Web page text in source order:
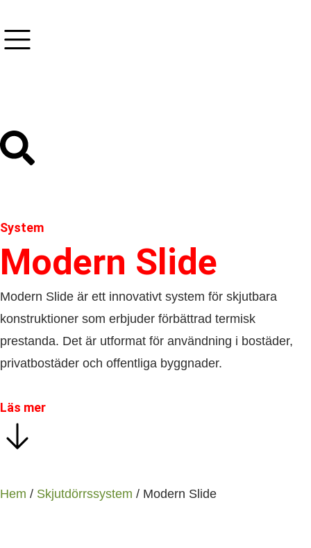
System
Modern Slide
Modern Slide är ett innovativt system för skjutbara
konstruktioner som erbjuder förbättrad termisk
prestanda. Det är utformat för användning i bostäder,
privatbostäder och offentliga byggnader.
Läs mer
Hem / Skjutdörrssystem / Modern Slide